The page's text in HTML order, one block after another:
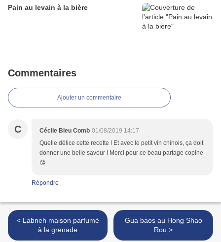
Pain au levain à la bière
Commentaires
Ajouter un commentaire
C Cécile Bleu Comb 01/08/2019 14:17
Quelle délice cette recette ! Et avec le petit vin chinois, ça doit
donner une belle saveur ! Merci pour ce beau partage copine
😘
Répondre
< Labneh maison parfumé
à la grenade
Gua baos au Hong Shao
Rou >